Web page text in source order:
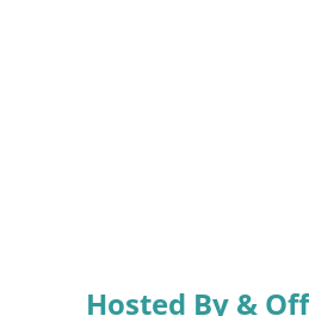
Hosted By &